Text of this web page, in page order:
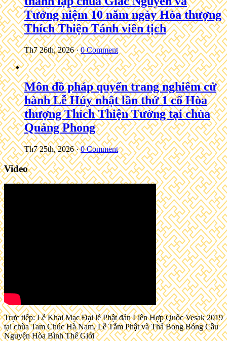
Tưởng niệm 10 năm ngày Hòa thượng
Thích Thiện Tánh viên tịch
Th7 26th, 2026·0 Comment
Môn đồ pháp quyến trang nghiêm cử
hành Lễ Húy nhật lần thứ 1 cố Hòa
thượng Thích Thiện Tường tại chùa
Quảng Phong
Th7 25th, 2026·0 Comment
Video
Trực tiếp: Lễ Khai Mạc Đại lễ Phật đản Liên Hợp Quốc Vesak 2019
tại chùa Tam Chúc Hà Nam, Lễ Tắm Phật và Thả Bong Bóng Cầu
Nguyện Hòa Bình Thế Giới